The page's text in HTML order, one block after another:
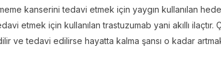
kanserini tedavi etmek için yaygın kullanılan
etmek için kullanılan trastuzumab yani akıllı
ve tedavi edilirse hayatta kalma şansı o kadar